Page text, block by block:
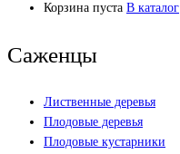
Корзина пуста В каталог
Саженцы
Лиственные деревья
Плодовые деревья
Плодовые кустарники